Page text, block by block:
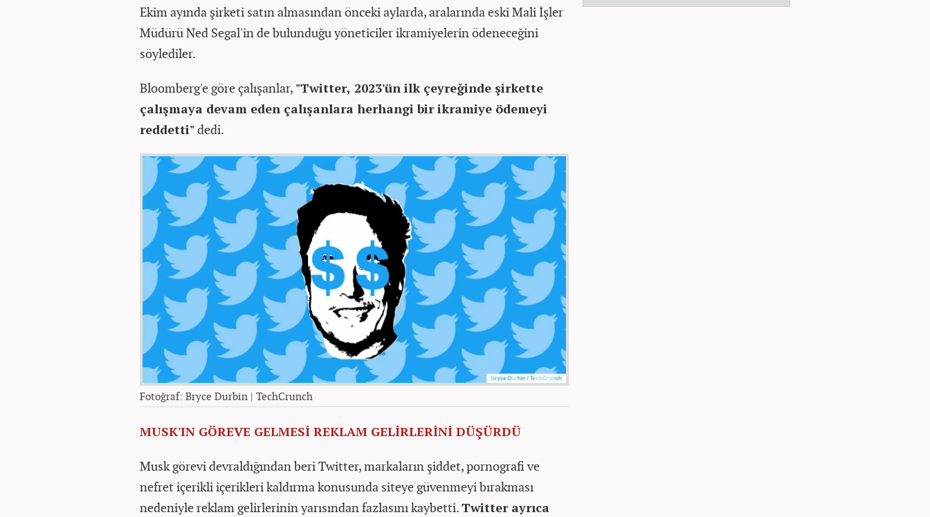
Ekim ayında şirketi satın almasından önceki aylarda, aralarında eski Mali İşler
Müdürü Ned Segal'in de bulunduğu yöneticiler ikramiyelerin ödeneceğini
söylediler.
Bloomberg'e göre çalışanlar, "Twitter, 2023'ün ilk çeyreğinde şirkette
çalışmaya devam eden çalışanlara herhangi bir ikramiye ödemeyi
reddetti"dedi.
Fotoğraf: Bryce Durbin | TechCrunch
MUSK'IN GÖREVE GELMESİ REKLAM GELİRLERİNİ DÜŞÜRDÜ
Musk görevi devraldığından beri Twitter, markaların şiddet, pornografi ve
nefret içerikli içerikleri kaldırma konusunda siteye güvenmeyi bırakması
nedeniyle reklam gelirlerinin yarısından fazlasını kaybetti.Twitter ayrıca